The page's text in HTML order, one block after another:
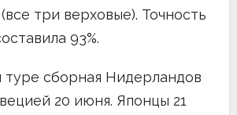
три верховые). Точность
93%.
сборная Нидерландов
20 июня. Японцы 21